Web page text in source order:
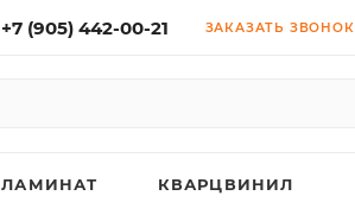
+7 (905) 442-00-21 ЗАКАЗАТЬ ЗВОНОК
ЛАМИНАТ КВАРЦВИНИЛ